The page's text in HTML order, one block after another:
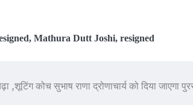
, Mathura Dutt Joshi, resigned
,शूटिंग कोच सुभाष राणा द्रोणाचार्य को दिया जाएगा